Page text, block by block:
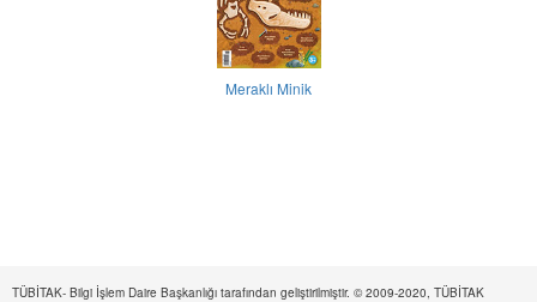
Meraklı Minik
TÜBİTAK- Bilgi İşlem Daire Başkanlığı tarafından geliştirilmiştir. © 2009-2020, TÜBİTAK